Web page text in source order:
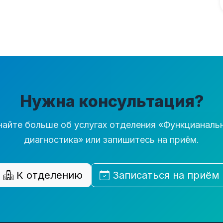
Нужна консультация?
больше об услугах отделения
диагностика» или запишитесь на приём.
К отделению Записаться на приём